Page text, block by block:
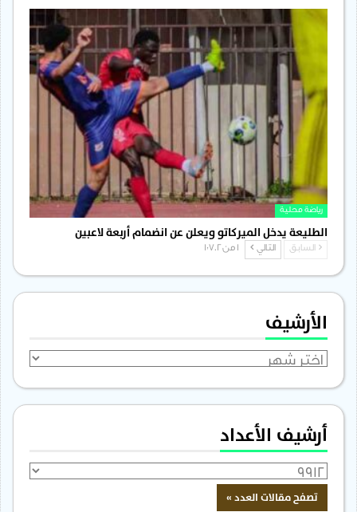
رياضة محلية
الطليعة يدخل الميركاتو ويعلن عن انضمام أربعة لاعبين
السابق التالي
الأرشيف
الأرشيف
أرشيف الأعداد